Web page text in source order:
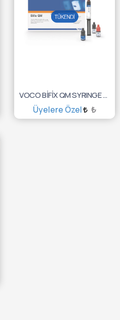
VOCO BİFİX QM SYRINGE 10GR UNIVERSAL 1218
Üyelere Özel ₺